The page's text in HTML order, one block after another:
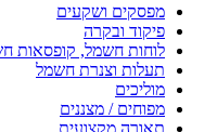
מפסקים ושקעים
פיקוד ובקרה
לוחות חשמל, קופסאות
תעלות וצנרת חשמל
מוליכים
מפוחים / מצננים
תאורה מקצועית